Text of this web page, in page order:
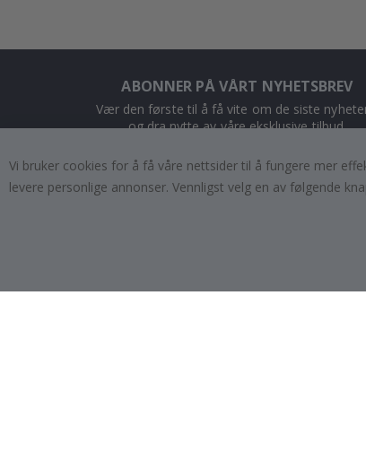
ABONNER PÅ VÅRT NYHETSBREV
Vær den første til å få vite om de siste
og dra nytte av våre eksklusive tilbud.
ABONNER
To
Vi bruker cookies for å få våre nettsider til å fungere mer
levere personlige annonser. Vennligst velg en av følgende